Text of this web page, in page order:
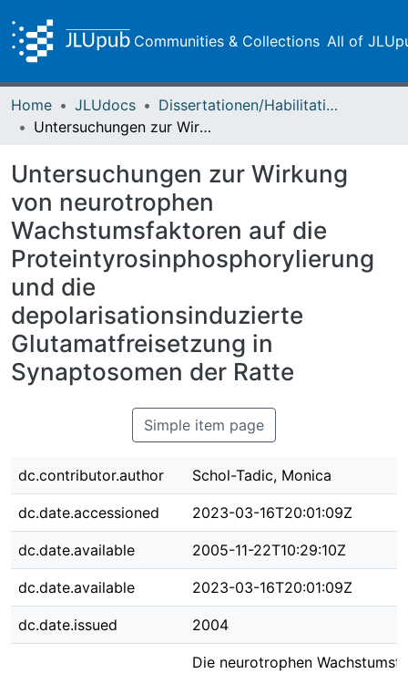
Communities & Collections All of
Home JLUdocs
Dissertationen/Habilitationen
Untersuchungen zur Wirkung von neurotrophen Wachstumsfaktoren auf die Proteintyrosinphosphorylierung und die depolarisationsinduzierte Glutamatfreisetzung in Synaptosomen der Ratte
Untersuchungen zur Wirkung
von neurotrophen
Wachstumsfaktoren auf die
Proteintyrosinphosphorylierung
und die
depolarisationsinduzierte
Glutamatfreisetzung in
Synaptosomen der Ratte
Simple item page
dc.contributor.author Schol-Tadic, Monica
dc.date.accessioned 2023-03-16T20:01:09Z
dc.date.available 2005-11-22T10:29:10Z
dc.date.available 2023-03-16T20:01:09Z
dc.date.issued 2004
Die neurotrophen